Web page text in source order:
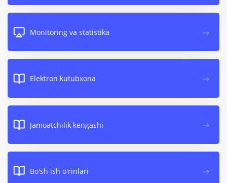
Monitoring va statistika
Elektron kutubxona
Jamoatchilik kengashi
Bo'sh ish o'rinlari